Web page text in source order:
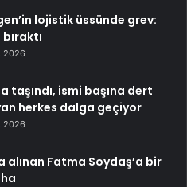
lojistik üssünde grev:
2026
taşındı, ismi başına dert
herkes dalga geçiyor
2026
alınan Fatma Soydaş’a bir